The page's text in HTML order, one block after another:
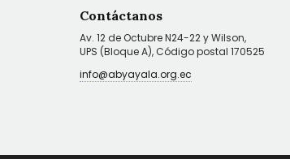
Contáctanos
Av. 12 de Octubre N24-22 y Wilson,
UPS (Bloque A), Código postal 170525
info@abyayala.org.ec